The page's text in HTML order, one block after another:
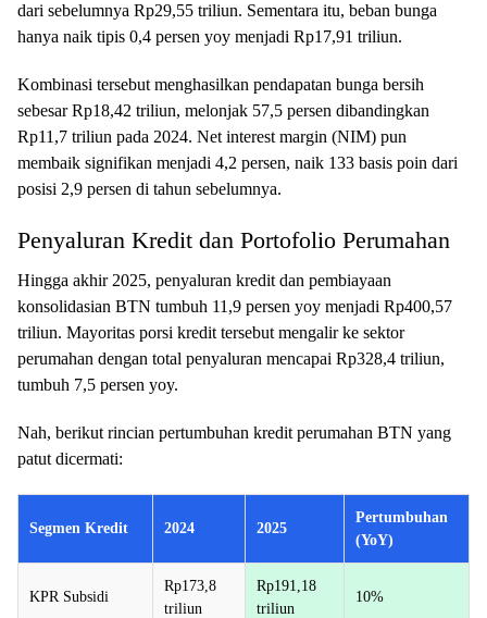
dari sebelumnya Rp29,55 triliun. Sementara itu, beban bunga
hanya naik tipis 0,4 persen yoy menjadi Rp17,91 triliun.
Kombinasi tersebut menghasilkan pendapatan bunga bersih
sebesar Rp18,42 triliun, melonjak 57,5 persen dibandingkan
Rp11,7 triliun pada 2024. Net interest margin (NIM) pun
membaik signifikan menjadi 4,2 persen, naik 133 basis poin dari
posisi 2,9 persen di tahun sebelumnya.
Penyaluran Kredit dan Portofolio Perumahan
Hingga akhir 2025, penyaluran kredit dan pembiayaan
konsolidasian BTN tumbuh 11,9 persen yoy menjadi Rp400,57
triliun. Mayoritas porsi kredit tersebut mengalir ke sektor
perumahan dengan total penyaluran mencapai Rp328,4 triliun,
tumbuh 7,5 persen yoy.
Nah, berikut rincian pertumbuhan kredit perumahan BTN yang
patut dicermati:
Segmen Kredit 2024 2025
Pertumbuhan
(YoY)
KPR Subsidi
Rp173,8
triliun
Rp191,18
triliun
10%